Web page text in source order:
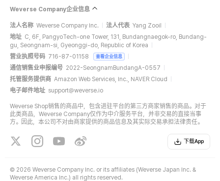
Weverse Company企业信息
法人名称 Weverse Company Inc. 法人代表 Yang Zooil
地址 C, 6F, PangyoTech-one Tower, 131, Bundangnaegok-ro, Bundang-
gu, Seongnam-si, Gyeonggi-do, Republic of Korea
营业执照号码 716-87-01158 查看企业信息
通信销售业申报编号 2022-SeongnamBundangA-0557
托管服务提供商 Amazon Web Services, Inc., NAVER Cloud
电子邮件地址 support@weverse.io
Weverse Shop销售的商品中，包含进驻平台的第三方商家销售的商品。对于
此类商品，Weverse Company仅作为中介服务平台，并非交易的直接当事
方。因此，本公司不对由商家提供的商品信息及其实际交易承担法律责任。
下载App
© 2026 Weverse Company Inc. or its affiliates (Weverse Japan Inc. &
Weverse America Inc.) all rights reserved.